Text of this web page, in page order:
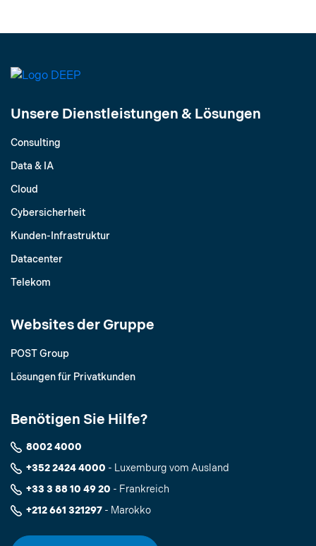
Unsere Dienstleistungen & Lösungen
Consulting
Data & IA
Cloud
Cybersicherheit
Kunden-Infrastruktur
Datacenter
Telekom
Websites der Gruppe
POST Group
Lösungen für Privatkunden
Benötigen Sie Hilfe?
8002 4000
+352 2424 4000 - Luxemburg vom Ausland
+33 3 88 10 49 20 - Frankreich
+212 661 321297 - Marokko